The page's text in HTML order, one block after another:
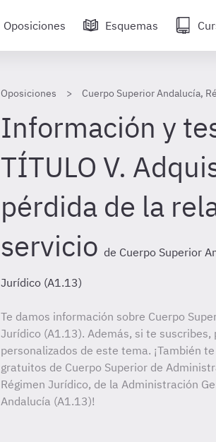
Oposiciones Esquemas
Oposiciones Cuerpo Superior Andalucía,
Información y
TÍTULO V.
pérdida de la
servicio de Cuerpo Superior
Jurídico (A1.13)
Te damos información sobre Cuerpo
Jurídico (A1.13). Además, si te
personalizados de este tema. ¡También
gratuitos de Cuerpo Superior de
Régimen Jurídico, de la Administración
Andalucía (A1.13)!